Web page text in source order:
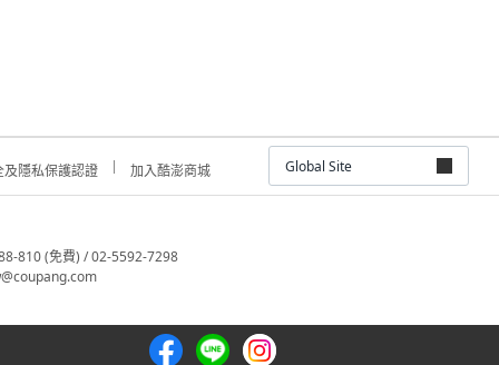
及隱私保護認證 加入酷澎商城 Global Site
810 (免費) / 02-5592-7298